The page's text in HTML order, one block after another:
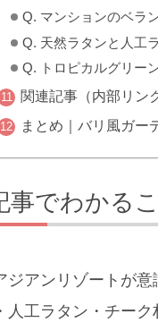
Q. マンションのベラ
Q. 天然ラタンと人工
Q. トロピカルグリー
関連記事（内部リン
まとめ｜バリ風ガー
事でわかる
ジアンリゾートが
人工ラタン・チー